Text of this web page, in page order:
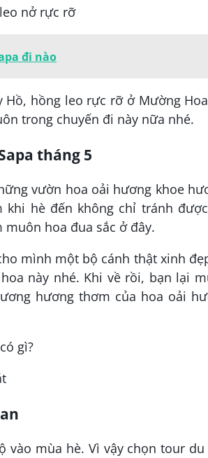
nở rực rỡ
đi nào
hồng leo rực rỡ ở Mường
trong chuyến đi này nữa nhé.
tháng 5
vườn hoa oải hương khoe
khi hè đến không chỉ tránh
hoa đua sắc ở đây.
mình một bộ cánh thật xinh
này nhé. Khi về rồi, bạn lại
hương thơm của hoa oải
vào mùa hè. Vì vậy chọn tour du